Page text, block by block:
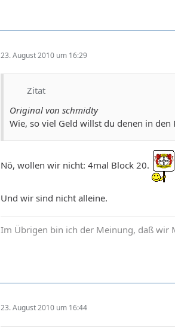
23. August 2010 um 16:29
Zitat
Original von schmidty
Wie, so viel Geld willst du denen in den
Nö, wollen wir nicht: 4mal Block 20.
Und wir sind nicht alleine.
Im Übrigen bin ich der Meinung, daß wir
23. August 2010 um 16:44